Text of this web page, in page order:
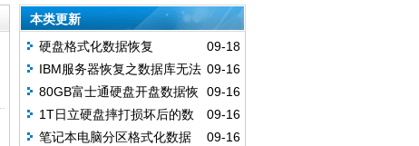
本类更新
09-18
硬盘格式化数据恢复
09-16
IBM服务器恢复之数据库无法
启动恢复案例
09-16
80GB富士通硬盘开盘数据恢
复成功
09-16
1T日立硬盘摔打损坏后的数
据恢复案例
09-16
笔记本电脑分区格式化数据